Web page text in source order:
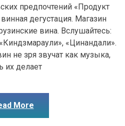
предпочтений «Продукт
дегустация. Магазин
вина. Вслушайтесь:
«Цинандали».
не зря звучат как музыка,
их делает
More